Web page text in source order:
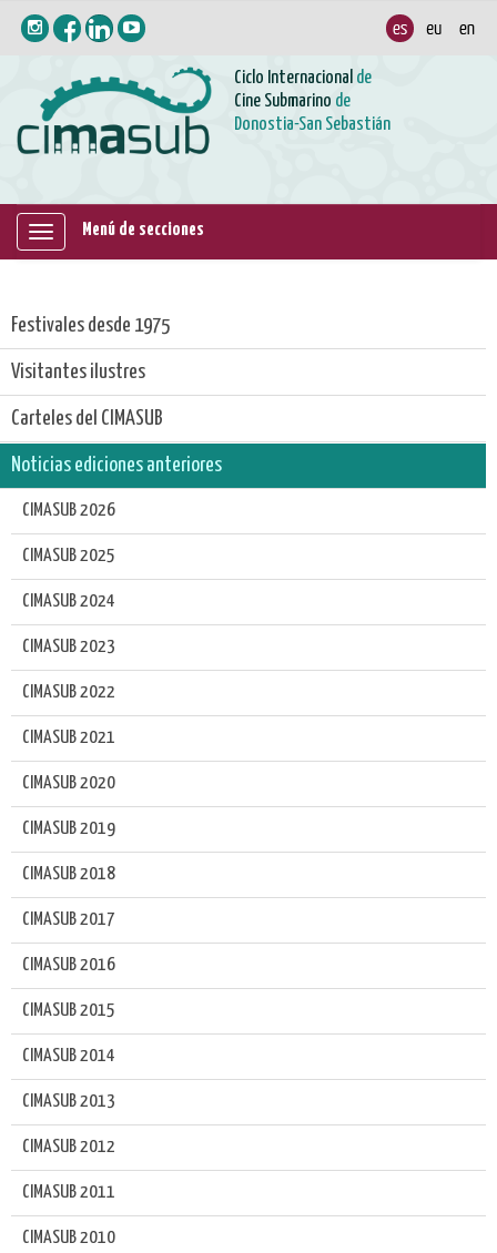
Ciclo Internacional de
Cine Submarino de
Donostia-San Sebastián
Mostrar/ocultar
Menú de secciones
Festivales desde 1975
Visitantes ilustres
Carteles del CIMASUB
Noticias ediciones anteriores
CIMASUB 2026
CIMASUB 2025
CIMASUB 2024
CIMASUB 2023
CIMASUB 2022
CIMASUB 2021
CIMASUB 2020
CIMASUB 2019
CIMASUB 2018
CIMASUB 2017
CIMASUB 2016
CIMASUB 2015
CIMASUB 2014
CIMASUB 2013
CIMASUB 2012
CIMASUB 2011
CIMASUB 2010